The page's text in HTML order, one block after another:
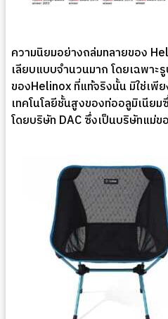
ความนิยมอย่างถล่มทลายของ
เลียบแบบจำนวนมาก โดยเฉพา
ของHelinox ที่แท้จริงนั้น มิใช่เ
เทคโนโลยีชั้นสูงของท่ออลูมิเนีย
โดยบริษัท DAC ซึ่งเป็นบริษัทแม่